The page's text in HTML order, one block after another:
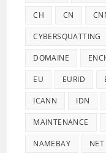
CH CN
CYBERSQUATTING
DOMAINE
EU EURID
ICANN IDN
MAINTENANCE
NAMEBAY NET